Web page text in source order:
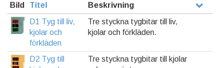
Bild Titel Beskrivning
D1 Tyg till liv,
kjolar och
förkläden
Tre styckna tygbitar till liv,
kjolar och förkläden.
D2 Tyg till
Tre styckna tygbitar till kjolar